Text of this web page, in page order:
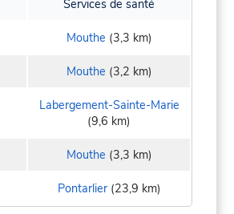
Services de santé
Mouthe (3,3 km)
Mouthe (3,2 km)
Labergement-Sainte-Marie
(9,6 km)
Mouthe (3,3 km)
Pontarlier(23,9 km)